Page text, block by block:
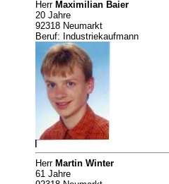
Herr Maximilian Baier
20 Jahre
92318 Neumarkt
Beruf: Industriekaufmann
Herr Martin Winter
61 Jahre